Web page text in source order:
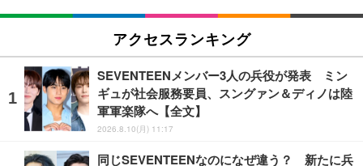
アクセスランキング
SEVENTEENメンバー3人の兵役が発表 ミン
ギュが社会服務要員、スングァン＆ディノは陸
軍軍楽隊へ【全文】
2026.8.10(月) 11:17
同じSEVENTEENなのになぜ違う？ 新たに兵